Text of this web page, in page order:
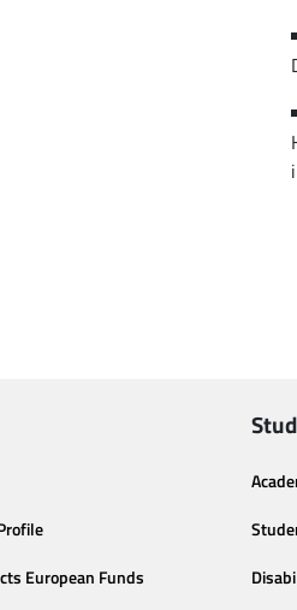
European Funds